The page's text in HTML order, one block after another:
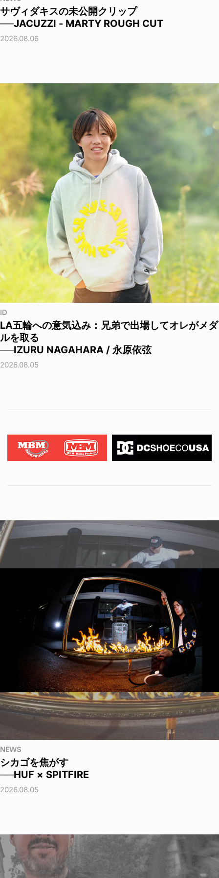
サヴィダキスの未公開クリップ
──JACUZZI - MARTY ROUGH CUT
2026.08.06
ID
LA五輪への意気込み：兄弟で出場してオレがメダ
ルを取る
──IZURU NAGAHARA / 永原依弦
2026.08.05
NEWS
シカゴを焦がす
──HUF × SPITFIRE
2026.08.05